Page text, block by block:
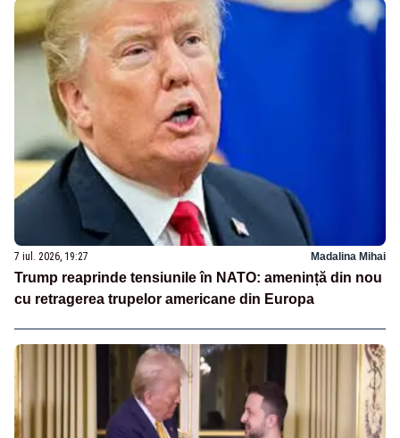
7 iul. 2026, 19:27 Madalina Mihai
Trump reaprinde tensiunile în NATO: amenință din nou
cu retragerea trupelor americane din Europa